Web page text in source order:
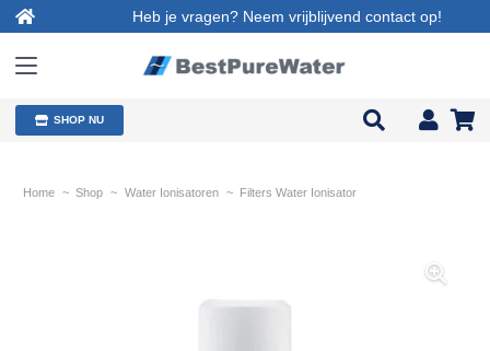
Heb je vragen? Neem vrijblijvend contact op!
SHOP NU
Home ~ Shop ~ Water Ionisatoren ~ Filters Water Ionisator